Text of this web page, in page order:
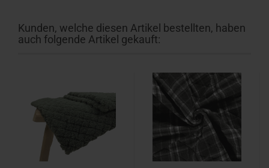
Kunden, welche diesen Artikel bestellten, haben
auch folgende Artikel gekauft: